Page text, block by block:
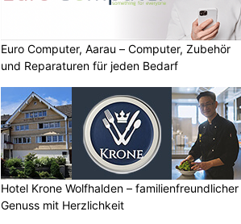
Euro Computer, Aarau – Computer, Zubehör
und Reparaturen für jeden Bedarf
Hotel Krone Wolfhalden – familienfreundlicher
Genuss mit Herzlichkeit